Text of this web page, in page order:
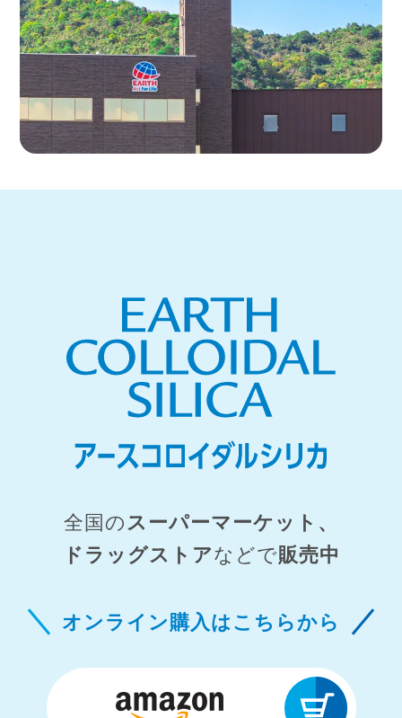
全国のスーパーマーケット、
ドラッグストアなどで販売中
オンライン購入はこちらから